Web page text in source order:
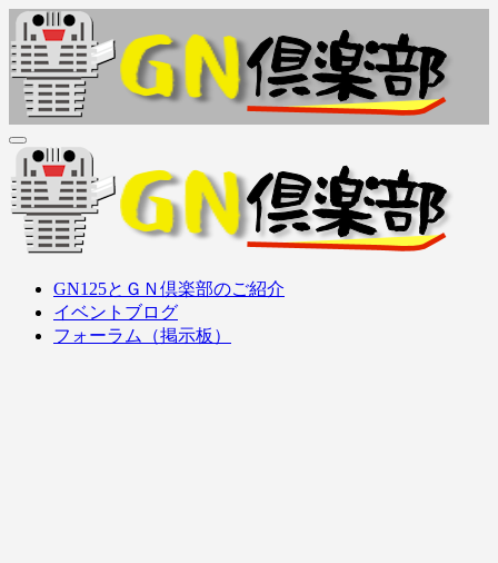
内
容
を
ス
ッ
プ
ＧＮ倶楽部
GN125Family (GN125, GS125, GZ125, EN125, etc..) オーナーズ
クラブ
ＧＮ倶楽部
GN125Family (GN125, GS125, GZ125, EN125, etc..) オーナーズ
クラブ
GN125とＧＮ倶楽部のご紹介
イベントブログ
フォーラム（掲示板）